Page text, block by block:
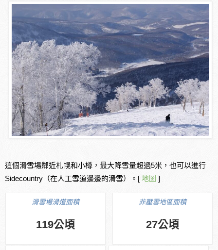
這個滑雪場鄰近札幌和小樽，最大降雪量超過5米，也可以進行
Sidecountry（在人工雪道邊邊的滑雪）。[ 地圖 ]
滑雪場滑道面積
119公頃
非壓雪地區面積
27公頃